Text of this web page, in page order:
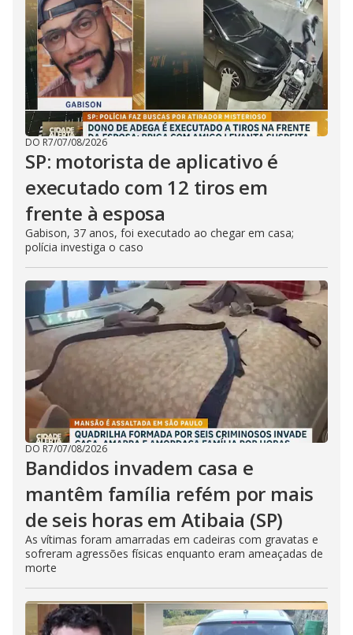
DO R7/07/08/2026
SP: motorista de aplicativo é
executado com 12 tiros em
frente à esposa
Gabison, 37 anos, foi executado ao chegar em casa;
polícia investiga o caso
DO R7/07/08/2026
Bandidos invadem casa e
mantêm família refém por mais
de seis horas em Atibaia (SP)
As vítimas foram amarradas em cadeiras com gravatas e
sofreram agressões físicas enquanto eram ameaçadas de
morte